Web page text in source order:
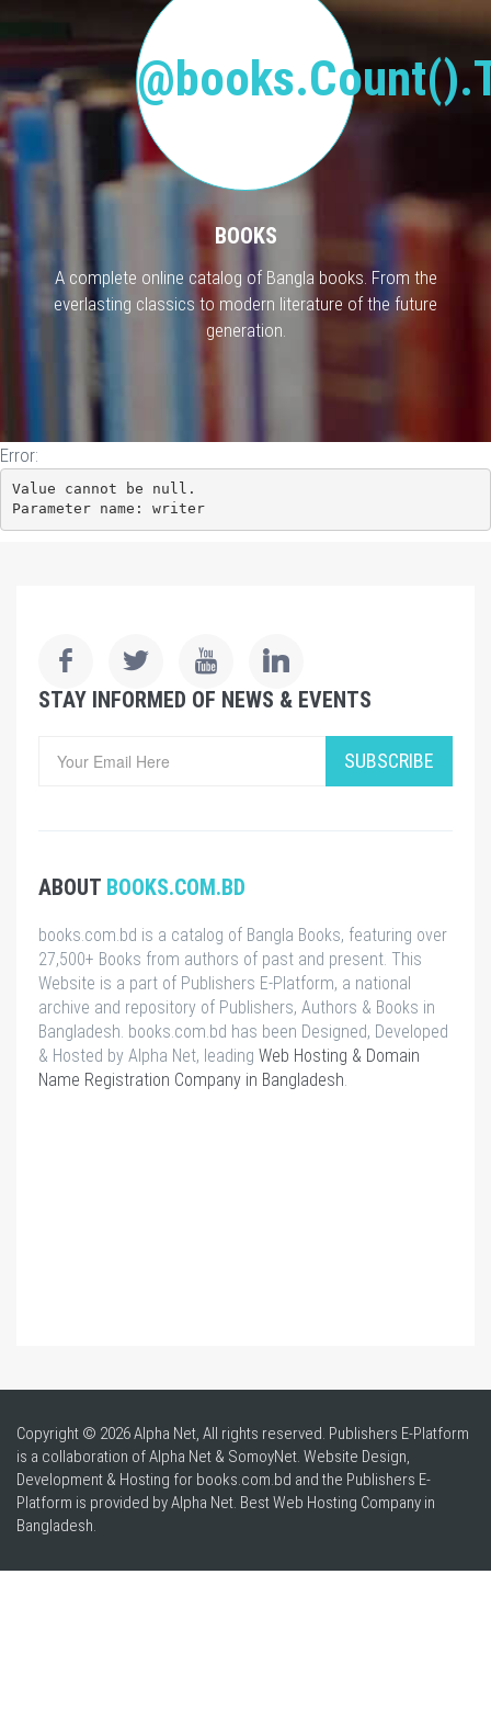
BOOKS
A complete online catalog of Bangla books. From the
everlasting classics to modern literature of the future
generation.
Error:
Value cannot be null.
Parameter name: writer
STAY INFORMED OF NEWS & EVENTS
SUBSCRIBE
ABOUT BOOKS.COM.BD
books.com.bd is a catalog of Bangla Books, featuring over
27,500+ Books from authors of past and present. This
Website is a part of Publishers E-Platform, a national
archive and repository of Publishers, Authors & Books in
Bangladesh. books.com.bd has been Designed, Developed
& Hosted by Alpha Net, leading Web Hosting & Domain
Name Registration Company in Bangladesh
Copyright © 2026 Alpha Net, All rights reserved. Publishers E-Platform
is a collaboration of Alpha Net & SomoyNet. Website Design,
Development & Hosting for books.com.bd and the Publishers E-
Platform is provided by Alpha Net. BestWeb Hosting Company in
Bangladesh.